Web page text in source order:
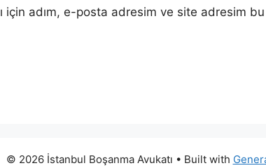
için adım, e-posta adresim ve site adresim bu
© 2026 İstanbul Boşanma Avukatı • Built with